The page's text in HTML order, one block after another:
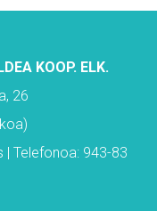
KOOP. ELK.
26
| Telefonoa: 943-83